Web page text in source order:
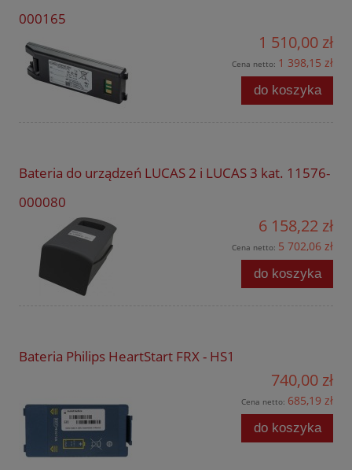
000165
1 510,00 zł
Cena netto: 1 398,15 zł
do koszyka
Bateria do urządzeń LUCAS 2 i LUCAS 3 kat. 11576-
000080
6 158,22 zł
Cena netto: 5 702,06 zł
do koszyka
Bateria Philips HeartStart FRX - HS1
740,00 zł
Cena netto: 685,19 zł
do koszyka